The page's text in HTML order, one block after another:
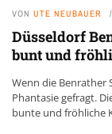
VON UTE NEUBAUER
Düsseldorf
bunt und
Wenn die Benrather
Phantasie gefragt.
bunte und fröhliche